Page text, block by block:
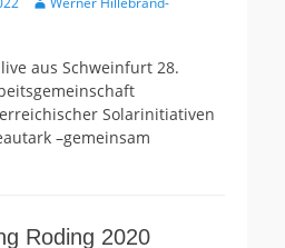
aus Schweinfurt 28.
Solarinitiativen
–gemeinsam
Roding 2020